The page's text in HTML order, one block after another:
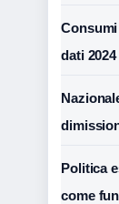
dati 2024
Politica
come